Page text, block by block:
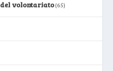
volontariato(65)